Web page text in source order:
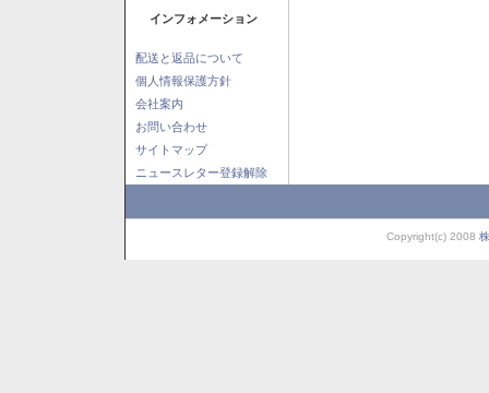
インフォメーション
配送と返品について
個人情報保護方針
会社案内
お問い合わせ
サイトマップ
ニュースレター登録解除
Copyright(c) 2008